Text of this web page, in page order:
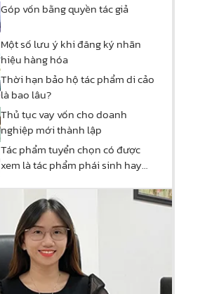
Góp vốn bằng quyền tác giả
Một số lưu ý khi đăng ký nhãn
hiệu hàng hóa
Thời hạn bảo hộ tác phẩm di cảo
là bao lâu?
Thủ tục vay vốn cho doanh
nghiệp mới thành lập
Tác phẩm tuyển chọn có được
xem là tác phẩm phái sinh hay